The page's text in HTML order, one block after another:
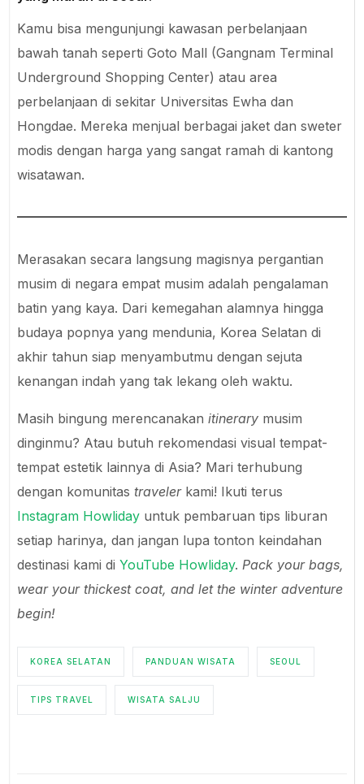
Kamu bisa mengunjungi kawasan perbelanjaan
bawah tanah seperti Goto Mall (Gangnam Terminal
Underground Shopping Center) atau area
perbelanjaan di sekitar Universitas Ewha dan
Hongdae. Mereka menjual berbagai jaket dan sweter
modis dengan harga yang sangat ramah di kantong
wisatawan.
Merasakan secara langsung magisnya pergantian
musim di negara empat musim adalah pengalaman
batin yang kaya. Dari kemegahan alamnya hingga
budaya popnya yang mendunia, Korea Selatan di
akhir tahun siap menyambutmu dengan sejuta
kenangan indah yang tak lekang oleh waktu.
Masih bingung merencanakanitinerary musim
dinginmu? Atau butuh rekomendasi visual tempat-
tempat estetik lainnya di Asia? Mari terhubung
dengan komunitastravelerkami! Ikuti terus
Instagram Howliday untuk pembaruan tips liburan
setiap harinya, dan jangan lupa tonton keindahan
destinasi kami diYouTube Howliday.Pack your bags,
wear your thickest coat, and let the winter adventure
begin!
KOREA SELATAN PANDUAN WISATA SEOUL
TIPS TRAVEL WISATA SALJU